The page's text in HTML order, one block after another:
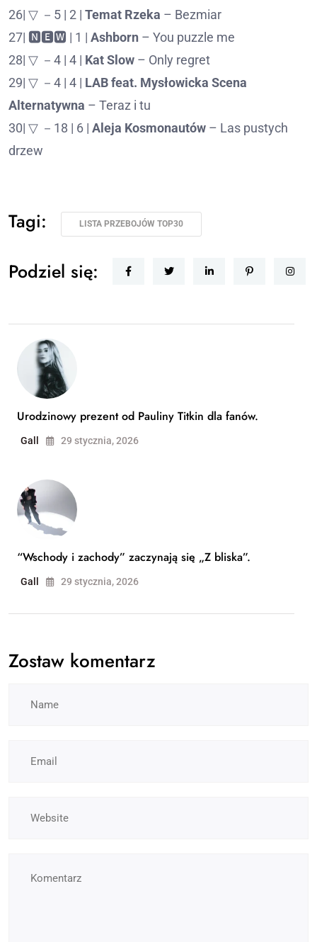
26| ▽ －5 | 2 | Temat Rzeka – Bezmiar
27| 🅽🅴🆆 | 1 | Ashborn – You puzzle me
28| ▽ －4 | 4 | Kat Slow – Only regret
29| ▽ －4 | 4 | LAB feat. Mysłowicka Scena
Alternatywna – Teraz i tu
30| ▽ －18 | 6 | Aleja Kosmonautów – Las pustych
drzew
Tagi: LISTA PRZEBOJÓW TOP30
Podziel się:
Urodzinowy prezent od Pauliny Titkin dla fanów.
Gall 29 stycznia, 2026
“Wschody i zachody” zaczynają się „Z bliska”.
Gall 29 stycznia, 2026
Zostaw komentarz